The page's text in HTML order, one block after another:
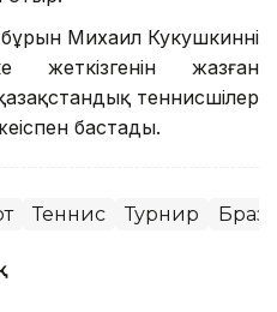
Михаил Кукушкиннің
жеткізгенін жазған
теннисшілер
бастады.
Теннис Турнир